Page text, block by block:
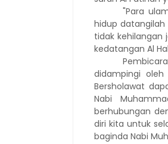
"Para
hidup
tidak kehilangan
kedatangan Al
didampingioleh
Bersholawat
Nabi
berhubungan
diri kita untuk
baginda Nabi